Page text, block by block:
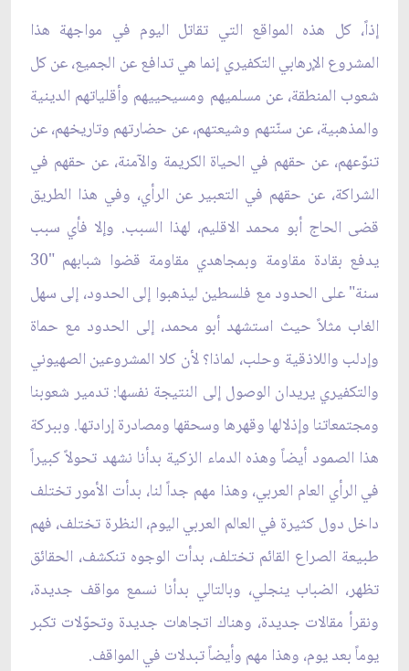
إذاً، كل هذه المواقع التي تقاتل اليوم في مواجهة هذا
المشروع الإرهابي التكفيري إنما هي تدافع عن الجميع، عن كل
شعوب المنطقة، عن مسلميهم ومسيحييهم وأقلياتهم الدينية
والمذهبية، عن سنّتهم وشيعتهم، عن حضارتهم وتاريخهم، عن
تنوّعهم، عن حقهم في الحياة الكريمة والآمنة، عن حقهم في
الشراكة، عن حقهم في التعبير عن الرأي، وفي هذا الطريق
قضى الحاج أبو محمد الاقليم، لهذا السبب. وإلا فأي سبب
يدفع بقادة مقاومة وبمجاهدي مقاومة قضوا شبابهم "30
سنة" على الحدود مع فلسطين ليذهبوا إلى الحدود، إلى سهل
الغاب مثلاً حيث استشهد أبو محمد، إلى الحدود مع حماة
وإدلب واللاذقية وحلب، لماذا؟ لأن كلا المشروعين الصهيوني
والتكفيري يريدان الوصول إلى النتيجة نفسها: تدمير شعوبنا
ومجتمعاتنا وإذلالها وقهرها وسحقها ومصادرة إرادتها. وببركة
هذا الصمود أيضاً وهذه الدماء الزكية بدأنا نشهد تحولاً كبيراً
في الرأي العام العربي، وهذا مهم جداً لنا، بدأت الأمور تختلف
داخل دول كثيرة في العالم العربي اليوم، النظرة تختلف، فهم
طبيعة الصراع القائم تختلف، بدأت الوجوه تنكشف، الحقائق
تظهر، الضباب ينجلي، وبالتالي بدأنا نسمع مواقف جديدة،
ونقرأ مقالات جديدة، وهناك اتجاهات جديدة وتحوّلات تكبر
يوماً بعد يوم، وهذا مهم وأيضاً تبدلات في المواقف.